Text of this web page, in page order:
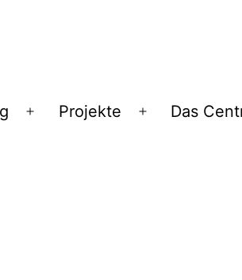
Menü
Projekte
Menü
Das